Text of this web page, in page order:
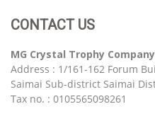
CONTACT US
MG Crystal Trophy
Address : 1/161-162 Forum
Saimai Sub-district Saimai
Tax no. : 0105565098261